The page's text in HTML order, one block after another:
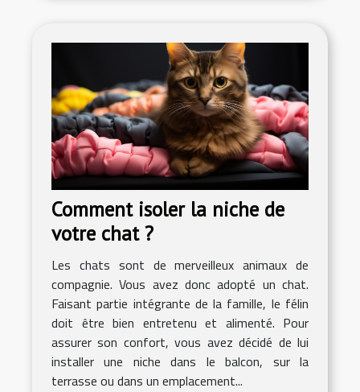
Comment isoler la niche de
votre chat ?
Les chats sont de merveilleux animaux de
compagnie. Vous avez donc adopté un chat.
Faisant partie intégrante de la famille, le félin
doit être bien entretenu et alimenté. Pour
assurer son confort, vous avez décidé de lui
installer une niche dans le balcon, sur la
terrasse ou dans un emplacement...